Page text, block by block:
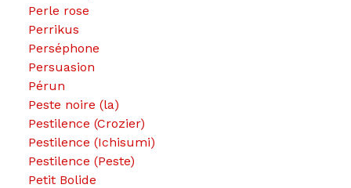
Perle rose
Perrikus
Perséphone
Persuasion
Pérun
Peste noire (la)
Pestilence (Crozier)
Pestilence (Ichisumi)
Pestilence (Peste)
Petit Bolide